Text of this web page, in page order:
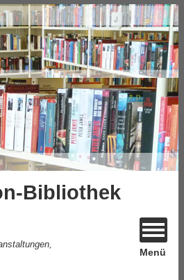
Bibliothek
Menü